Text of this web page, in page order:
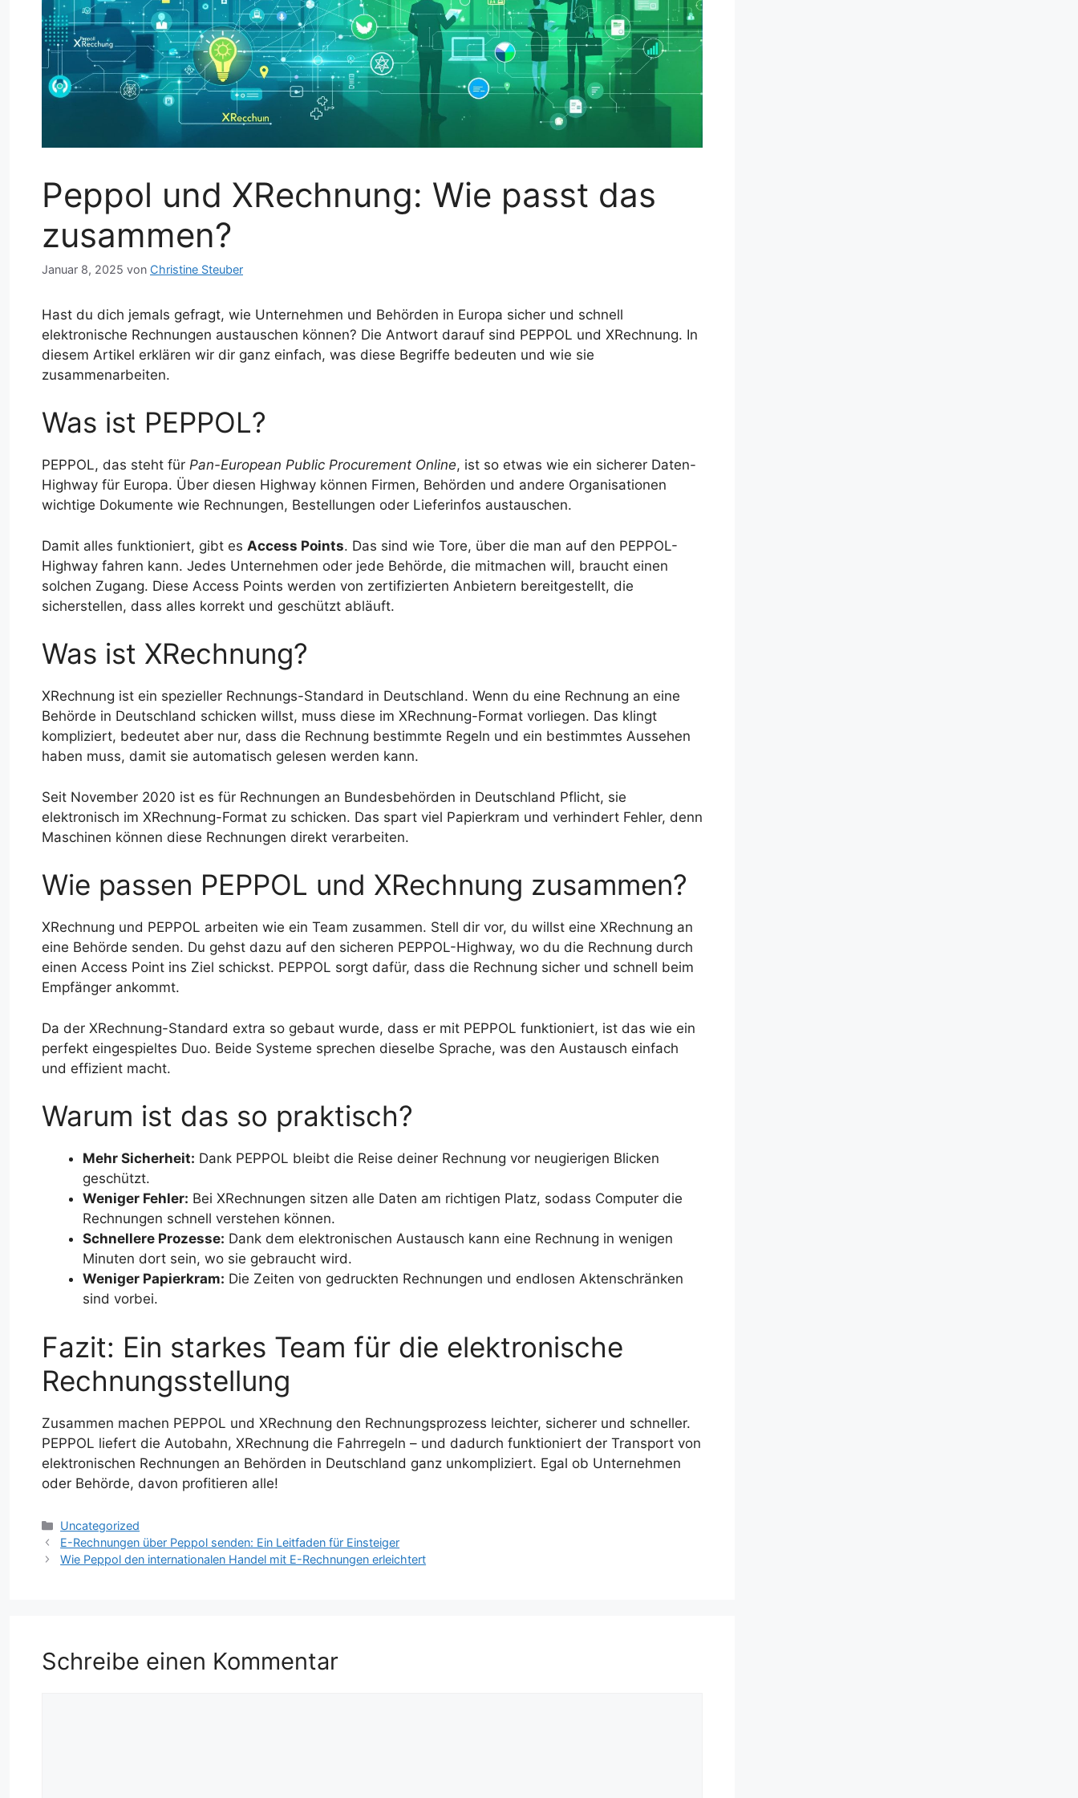
Peppol und XRechnung: Wie passt das
zusammen?
Januar 8, 2025 von Christine Steuber
Hast du dich jemals gefragt, wie Unternehmen und Behörden in Europa sicher und schnell
elektronische Rechnungen austauschen können? Die Antwort darauf sind PEPPOL und XRechnung. In
diesem Artikel erklären wir dir ganz einfach, was diese Begriffe bedeuten und wie sie
zusammenarbeiten.
Was ist PEPPOL?
PEPPOL, das steht für Pan-European Public Procurement Online, ist so etwas wie ein sicherer Daten-
Highway für Europa. Über diesen Highway können Firmen, Behörden und andere Organisationen
wichtige Dokumente wie Rechnungen, Bestellungen oder Lieferinfos austauschen.
Damit alles funktioniert, gibt es Access Points. Das sind wie Tore, über die man auf den PEPPOL-
Highway fahren kann. Jedes Unternehmen oder jede Behörde, die mitmachen will, braucht einen
solchen Zugang. Diese Access Points werden von zertifizierten Anbietern bereitgestellt, die
sicherstellen, dass alles korrekt und geschützt abläuft.
Was ist XRechnung?
XRechnung ist ein spezieller Rechnungs-Standard in Deutschland. Wenn du eine Rechnung an eine
Behörde in Deutschland schicken willst, muss diese im XRechnung-Format vorliegen. Das klingt
kompliziert, bedeutet aber nur, dass die Rechnung bestimmte Regeln und ein bestimmtes Aussehen
haben muss, damit sie automatisch gelesen werden kann.
Seit November 2020 ist es für Rechnungen an Bundesbehörden in Deutschland Pflicht, sie
elektronisch im XRechnung-Format zu schicken. Das spart viel Papierkram und verhindert Fehler, denn
Maschinen können diese Rechnungen direkt verarbeiten.
Wie passen PEPPOL und XRechnung zusammen?
XRechnung und PEPPOL arbeiten wie ein Team zusammen. Stell dir vor, du willst eine XRechnung an
eine Behörde senden. Du gehst dazu auf den sicheren PEPPOL-Highway, wo du die Rechnung durch
einen Access Point ins Ziel schickst. PEPPOL sorgt dafür, dass die Rechnung sicher und schnell beim
Empfänger ankommt.
Da der XRechnung-Standard extra so gebaut wurde, dass er mit PEPPOL funktioniert, ist das wie ein
perfekt eingespieltes Duo. Beide Systeme sprechen dieselbe Sprache, was den Austausch einfach
und effizient macht.
Warum ist das so praktisch?
Mehr Sicherheit: Dank PEPPOL bleibt die Reise deiner Rechnung vor neugierigen Blicken
geschützt.
Weniger Fehler: Bei XRechnungen sitzen alle Daten am richtigen Platz, sodass Computer die
Rechnungen schnell verstehen können.
Schnellere Prozesse: Dank dem elektronischen Austausch kann eine Rechnung in wenigen
Minuten dort sein, wo sie gebraucht wird.
Weniger Papierkram: Die Zeiten von gedruckten Rechnungen und endlosen Aktenschränken
sind vorbei.
Fazit: Ein starkes Team für die elektronische
Rechnungsstellung
Zusammen machen PEPPOL und XRechnung den Rechnungsprozess leichter, sicherer und schneller.
PEPPOL liefert die Autobahn, XRechnung die Fahrregeln – und dadurch funktioniert der Transport von
elektronischen Rechnungen an Behörden in Deutschland ganz unkompliziert. Egal ob Unternehmen
oder Behörde, davon profitieren alle!
Kategorien
Uncategorized
E-Rechnungen über Peppol senden: Ein Leitfaden für Einsteiger
Wie Peppol den internationalen Handel mit E-Rechnungen erleichtert
Schreibe einen Kommentar